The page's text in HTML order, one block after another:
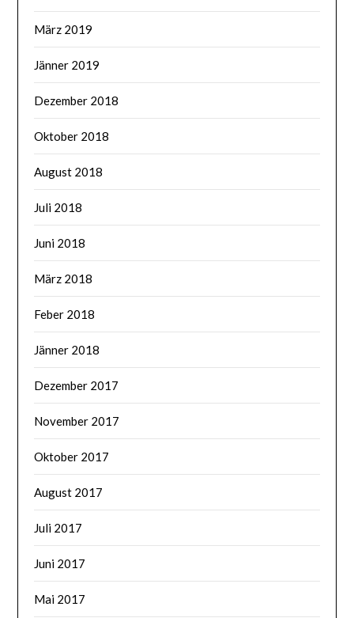
März 2019
Jänner 2019
Dezember 2018
Oktober 2018
August 2018
Juli 2018
Juni 2018
März 2018
Feber 2018
Jänner 2018
Dezember 2017
November 2017
Oktober 2017
August 2017
Juli 2017
Juni 2017
Mai 2017